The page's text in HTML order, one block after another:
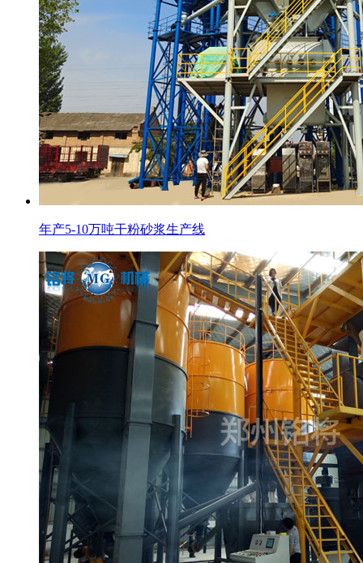
年产5-10万吨干粉砂浆生产线